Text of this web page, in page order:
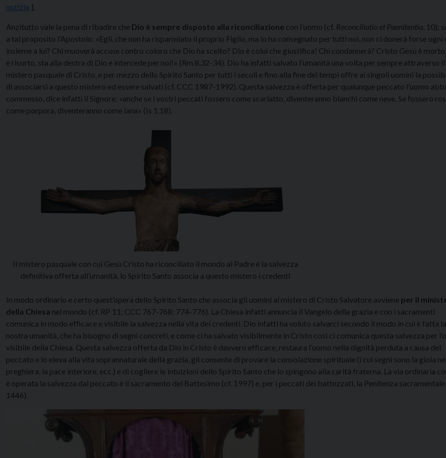
notizia ].
Anzitutto vale la pena di ribadire che Dio è sempre disposto alla riconciliazione con l’uomo (cf. Reconciliatio et Paenitentia , 10);
a tal proposito l’Apostolo: «Egli, che non ha risparmiato il proprio Figlio, ma lo ha consegnato per tutti noi, non ci donerà forse ogni
insieme a lui? Chi muoverà accuse contro coloro che Dio ha scelto? Dio è colui che giustifica! Chi condannerà? Cristo Gesù è
è risorto, sta alla destra di Dio e intercede per noi!» (Rm 8,32-34). Dio ha infatti salvato l’umanità una volta per sempre attraverso il
mistero pasquale di Cristo, e per mezzo dello Spirito Santo per tutti i secoli e fino alla fine dei tempi offre ai singoli uomini la
di associarsi a questo mistero ed essere salvati (cf. CCC 1987-1992). Questa salvezza è offerta per qualunque peccato l’uomo
commesso, dice infatti il Signore: «anche se i vostri peccati fossero come scarlatto, diventeranno bianchi come neve. Se fossero
come porpora, diventeranno come lana» (Is 1,18).
Il mistero pasquale con cui Gesù Cristo ha riconciliato il mondo al Padre è la salvezza
definitiva offerta all’umanità, lo Spirito Santo associa a questo mistero i credenti
In modo ordinario e certo quest’opera dello Spirito Santo che associa gli uomini al mistero di Cristo Salvatore avviene per il
della Chiesa nel mondo (cf. RP 11; CCC 767-768; 774-776). La Chiesa infatti annuncia il Vangelo della grazia e con i sacramenti
comunica in modo efficace e visibile la salvezza nella vita dei credenti. Dio infatti ha voluto salvarci secondo il modo in cui è fatta la
nostra umanità, che ha bisogno di segni concreti, e come ci ha salvato visibilmente in Cristo così ci comunica questa salvezza per
visibile della Chiesa. Questa salvezza offerta da Dio in Cristo è davvero efficace, restaura l’uomo nella dignità perduta a causa del
peccato e lo eleva alla vita soprannaturale della grazia, gli consente di provare la consolazione spirituale (i cui segni sono la gioia
preghiera, la pace interiore, ecc.) e di cogliere le intuizioni dello Spirito Santo che lo spingono alla carità fraterna. La via ordinaria
è operata la salvezza dal peccato è il sacramento del Battesimo (cf. 1997) e, per i peccati dei battezzati, la Penitenza sacramentale
1446).